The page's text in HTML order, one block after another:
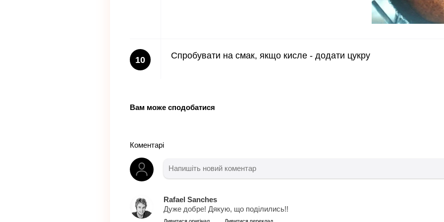
10 Спробувати на смак, якщо кисле - додати цукру
Вам може сподобатися
Коментарі
Rafael Sanches
Дуже добре! Дякую, що поділились!!